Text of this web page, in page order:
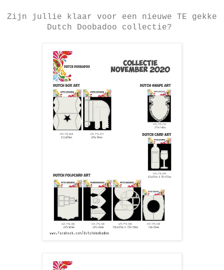
Zijn jullie klaar voor een nieuwe TE gekke
Dutch Doobadoo collectie?